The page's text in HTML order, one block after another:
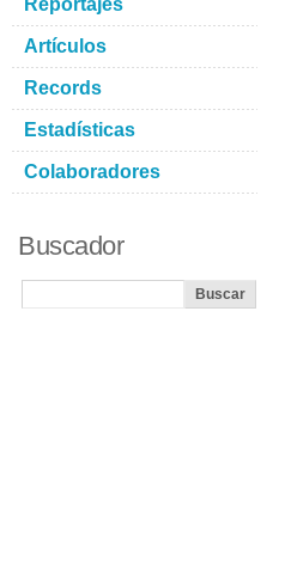
Reportajes
Artículos
Records
Estadísticas
Colaboradores
Buscador